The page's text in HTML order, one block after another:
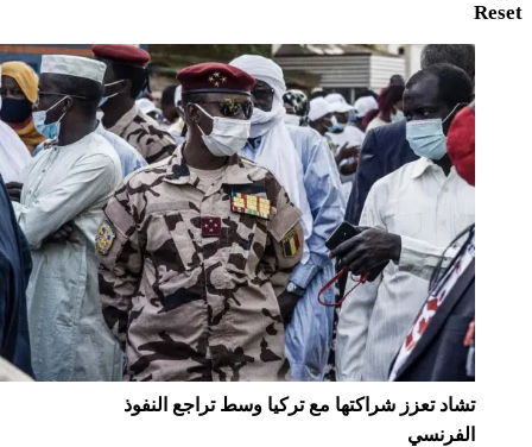
تشاد تعزز شراكتها مع تركيا وسط تراجع النفوذ
الفرنسي